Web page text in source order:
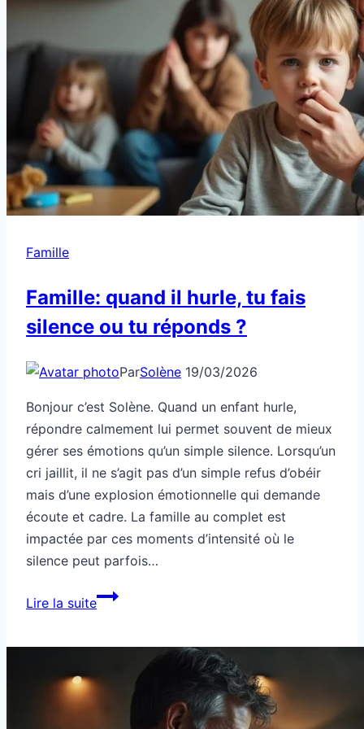
Famille
Famille: quand il hurle, tu fais
silence ou tu réponds ?
ParSolène 19/03/2026
Bonjour c’est Solène. Quand un enfant hurle,
répondre calmement lui permet souvent de mieux
gérer ses émotions qu’un simple silence. Lorsqu’un
cri jaillit, il ne s’agit pas d’un simple refus d’obéir
mais d’une explosion émotionnelle qui demande
écoute et cadre. La famille au complet est
impactée par ces moments d’intensité où le
silence peut parfois…
Lire la suiteFamille:
tu